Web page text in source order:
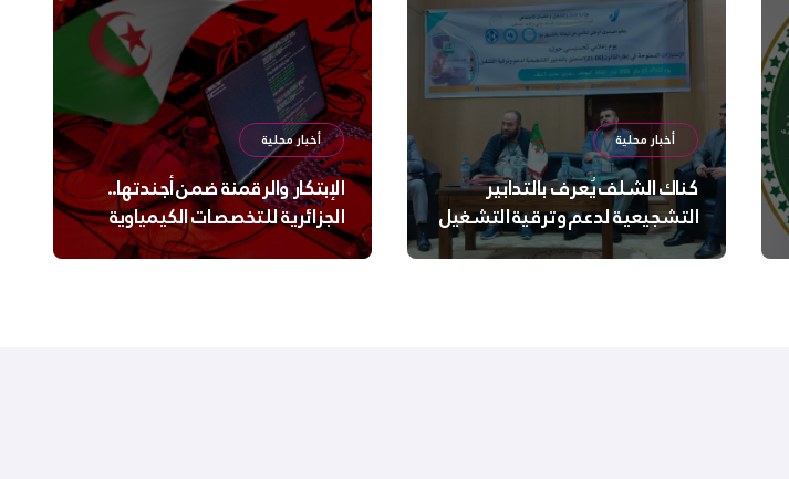
أخبار محلية
كناك الشلف يُعرف بالتدابير
التشجيعية لدعم وترقية التشغيل
أخبار محلية
الإبتكار والرقمنة ضمن أجندتها..
الجزائرية للتخصصات الكيمياوية
ترعى تحدي الإبتكار الجزائري